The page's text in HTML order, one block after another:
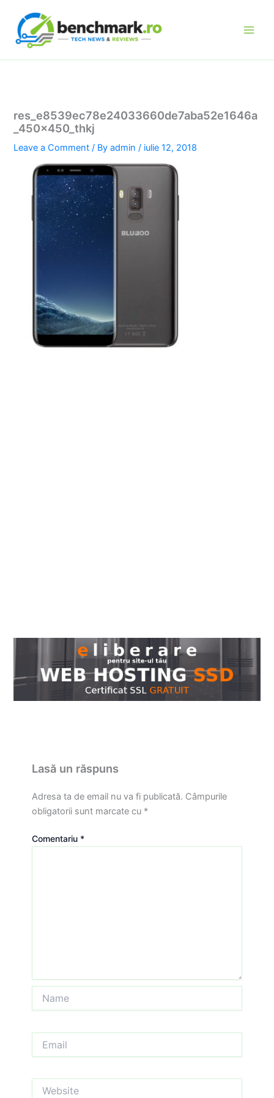
content
res_e8539ec78e24033660de7aba52e1646a
_450x450_thkj
Leave a Comment / Byadmin/ iulie 12, 2018
Lasă un răspuns
Adresa ta de email nu va fi publicată. Câmpurile
obligatorii sunt marcate cu *
Comentariu *